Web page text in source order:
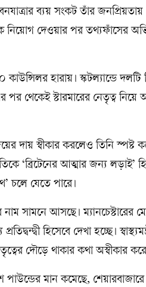
ব্যয় সংকট তাঁর জনপ্রিয়তায়
নিয়োগ দেওয়ার পর তথ্যফাঁসের
কাউন্সিলর হারায়। স্কটল্যান্ডে
থেকেই স্টারমারের নেতৃত্ব নিয়ে
দায় স্বীকার করলেও তিনি স্পষ্ট
‘ব্রিটেনের আত্মার জন্য লড়াই’
চলে যেতে পারে।
সামনে আসছে। ম্যানচেস্টারের
হিসেবে দেখা হচ্ছে।
দৌড়ে থাকার কথা অস্বীকার
পাউন্ডের মান কমেছে,